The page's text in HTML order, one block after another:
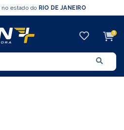
no estado do RIO DE JANEIRO
0